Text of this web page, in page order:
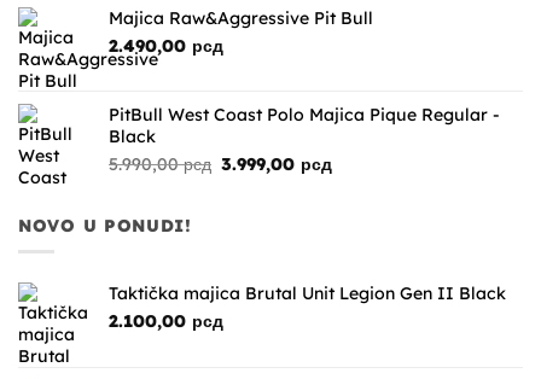
bila:
4.290,00 рсд.
2.790,00 рсд.
Majica Raw&Aggressive Pit Bull
2.490,00 рсд
PitBull West Coast Polo Majica Pique Regular -
Black
5.990,00рсд Originalna
3.999,00 рсдTrenutna
NOVO U PONUDI!
Taktička majica Brutal Unit Legion Gen II Black
2.100,00 рсд